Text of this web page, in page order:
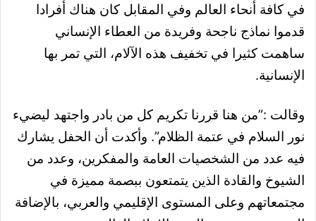
في كافة أنحاء العالم وفي المقابل كان هناك أفرادا
قدموا نماذج ناجحة وفريدة من العطاء الإنساني
ساهمت كثيرا في تخفيف هذه الآلام، التي تمر بها
الإنسانية.
وقالت :”من هنا قررنا تكريم كل من بادر واجتهد ليضيء
نور السلام في عتمة الظلام”. وأكدت أن الحفل يشارك
فيه عدد من الشخصيات العامة والمفكرين، وعدد من
الشيوخ والقادة الذين يتمتعون ببصمة مميزة في
مجتمعاتهم وعلى المستوى الإقليمي والعربي، بالإضافة